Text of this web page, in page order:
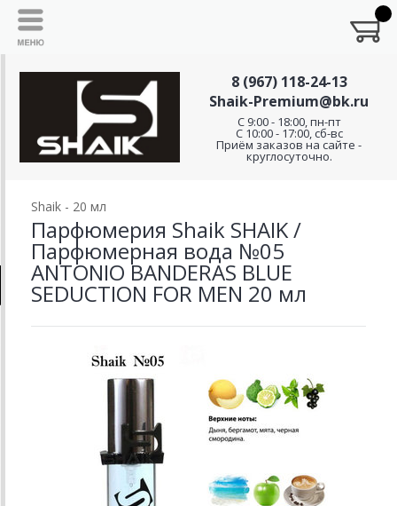
8 (967) 118-24-13
Shaik-Premium@bk.ru
C 9:00 - 18:00, пн-пт
С 10:00 - 17:00, сб-вс
Приём заказов на сайте -
круглосуточно.
Shaik - 20 мл
Парфюмерия Shaik SHAIK /
Парфюмерная вода №05
ANTONIO BANDERAS BLUE
SEDUCTION FOR MEN 20 мл